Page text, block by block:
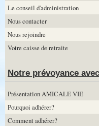
Le conseil d'administration
Nous contacter
Nous rejoindre
Votre caisse de retraite
Notre prévoyance
Présentation AMICALE VIE
Pourquoi adhérer?
Comment adhérer?